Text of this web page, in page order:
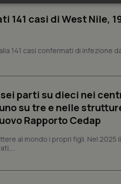
141 casi di West Nile,
141 casi confermati di infezione
parti su dieci nei
su tre e nelle
Rapporto Cedap
al mondo i propri figli. Nel 2025 il
Statistici
Statistici Marketing
abilitandone funzionalità di base quali la
di funzionare correttamente senza questi
settimane
scelte di consenso e privacy
interazione con il sito.